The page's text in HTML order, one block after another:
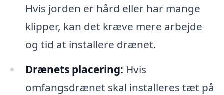
Hvis jorden er hård eller har mange
klipper, kan det kræve mere arbejde
og tid at installere drænet.
Drænets placering: Hvis
omfangsdrænet skal installeres tæt på